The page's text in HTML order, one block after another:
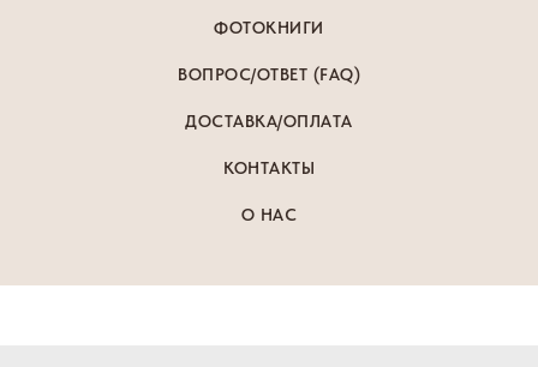
ФОТОКНИГИ
ВОПРОС/ОТВЕТ (FAQ)
ДОСТАВКА/ОПЛАТА
КОНТАКТЫ
О НАС